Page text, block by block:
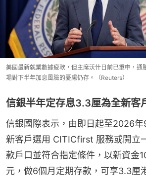
美國最新就業數據疲軟，但主席沃什日前已重申，通
場對下半年加息風險的憂慮仍存。（Reuters）
信銀半年定存息3.3厘為全新客
信銀國際表示，由即日起至2026
新客戶選用 CITICfirst 服務或開立
款戶口並符合指定條件，以新資金
元，做6個月定期存款，可享3.3厘